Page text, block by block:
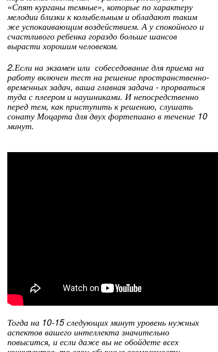
«Спят курганы темные», которые по характеру
мелодии близки к колыбельным и обладают таким
же успокаивающим воздействием. А у спокойного и
счастливого ребенка гораздо больше шансов
вырасти хорошим человеком.
2.Если на экзамен или собеседование для приема на
работу включен тест на решение пространственно-
временных задач, ваша главная задача - прорваться
туда с плеером и наушниками. И непосредственно
перед тем, как приступить к решению, слушать
сонату Моцарта для двух фортепиано в течение 10
минут.
Тогда на 10-15 следующих минут уровень нужных
аспектов вашего интеллекта значительно
повысится, и если даже вы не обойдете всех